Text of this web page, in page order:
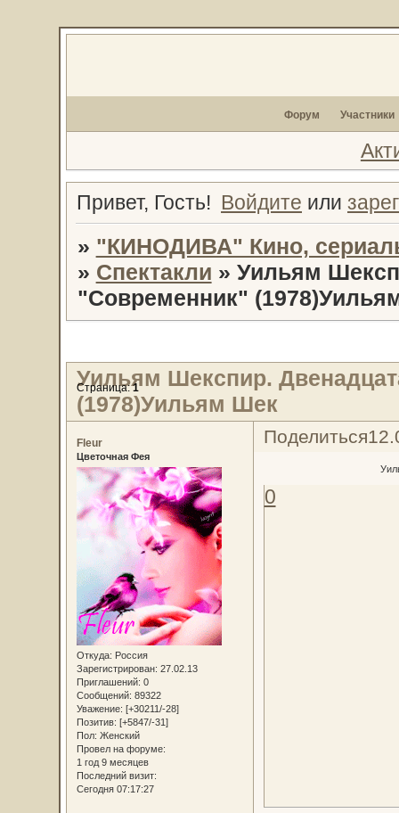
Форум Участники
Привет, Гость! Войдите или
» "КИНОДИВА" Кино,
» Спектакли » Уильям
"Современник"
Уильям Шекспир.
(1978)Уильям Шек
Страница:1
Поделиться
Fleur
Цветочная Фея
Откуда: Россия
Зарегистрирован: 27.02.13
Приглашений: 0
Сообщений: 89322
Уважение: [+30211/-28]
Позитив: [+5847/-31]
Пол: Женский
Провел на форуме:
1 год 9 месяцев
Последний визит:
Сегодня 07:17:27
0